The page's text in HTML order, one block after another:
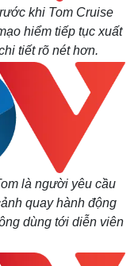
khi Tom Cruise
hiểm tiếp tục xuất
tiết rõ nét hơn.
là người yêu cầu
quay hành động
dùng tới diễn viên